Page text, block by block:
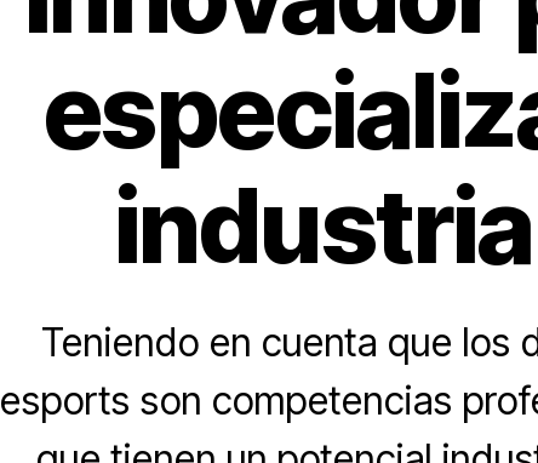
Teniendo en cuenta que los
esports son competencias